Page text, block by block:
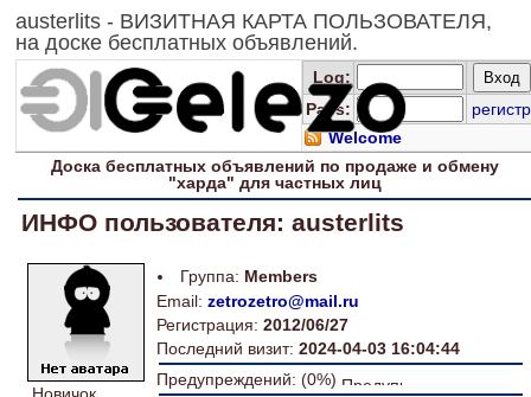
austerlits - ВИЗИТНАЯ КАРТА ПОЛЬЗОВАТЕЛЯ,
на доске бесплатных объявлений.
Log:
Pass:
регистр
Welcome
Доскабесплатных объявлений по продаже и обмену
"харда" длячастных лиц
ИНФО пользователя: austerlits
Группа: Members
Email: zetrozetro@mail.ru
Регистрация: 2012/06/27
Последний визит: 2024-04-03 16:04:44
Предупреждений: (0%)